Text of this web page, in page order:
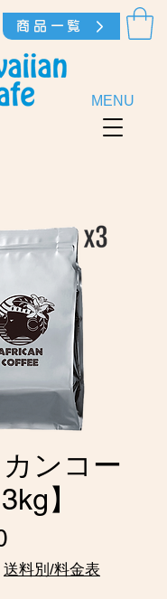
商品一覧
MENU
ンコー
】
価
格
送料別/料金表